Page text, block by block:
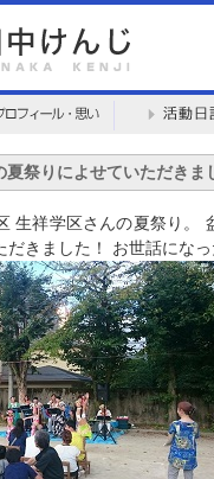
祭りによせていただきま
生祥学区さんの夏祭り
だきました！ お世話にな